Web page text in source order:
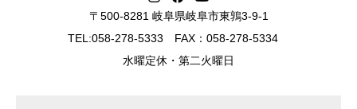
〒500-8281 岐阜県岐阜市東鶉3-9-1
TEL:058-278-5333 FAX：058-278-5334
水曜定休・第二火曜日